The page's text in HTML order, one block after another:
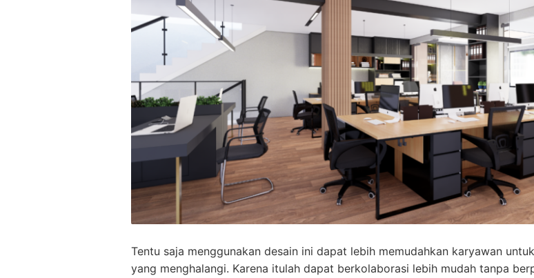
Tentu saja menggunakan desain ini dapat lebih memudahkan karyawan
yang menghalangi. Karena itulah dapat berkolaborasi lebih mudah tanpa